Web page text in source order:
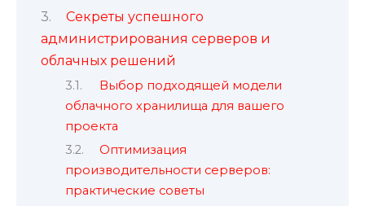
Секреты успешного
администрирования серверов и
облачных решений
Выбор подходящей модели
облачного хранилища для вашего
проекта
Оптимизация
производительности серверов:
практические советы